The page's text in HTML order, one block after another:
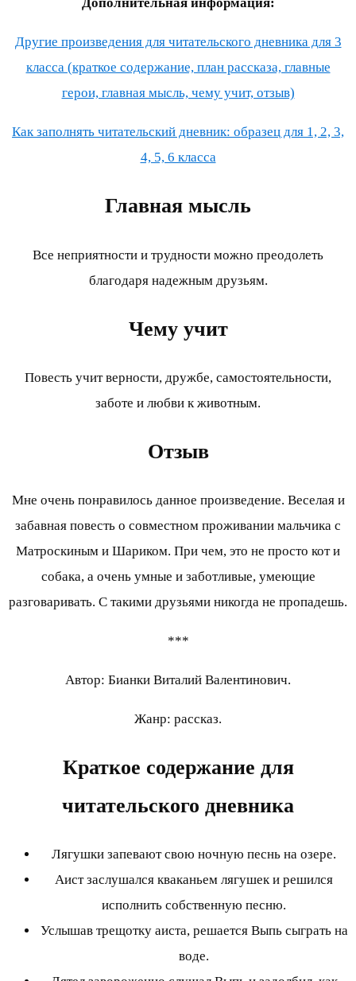
Другие произведения для читательского дневника для 3
класса (краткое содержание, план рассказа, главные
герои, главная мысль, чему учит, отзыв)
Как заполнять читательский дневник: образец для 1, 2, 3,
4, 5, 6 класса
Главная мысль
Все неприятности и трудности можно преодолеть
благодаря надежным друзьям.
Чему учит
Повесть учит верности, дружбе, самостоятельности,
заботе и любви к животным.
Отзыв
Мне очень понравилось данное произведение. Веселая и
забавная повесть о совместном проживании мальчика с
Матроскиным и Шариком. При чем, это не просто кот и
собака, а очень умные и заботливые, умеющие
разговаривать. С такими друзьями никогда не пропадешь.
***
Автор: Бианки Виталий Валентинович.
Жанр: рассказ.
Краткое содержание для
читательского дневника
Лягушки запевают свою ночную песнь на озере.
Аист заслушался кваканьем лягушек и решился
исполнить собственную песню.
Услышав трещотку аиста, решается Выпь сыграть на
воде.